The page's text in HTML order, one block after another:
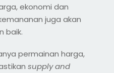
ekonomi dan
juga akan
baik.
permainan harga,
supply and